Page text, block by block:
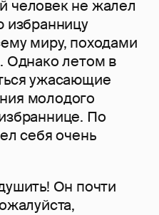
человек не жалел
избранницу
миру, походами
Однако летом в
ужасающие
молодого
По
себя очень
Он почти